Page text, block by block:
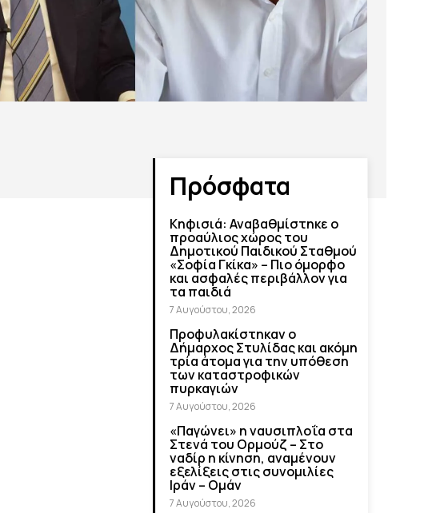
Πρόσφατα
Κηφισιά: Αναβαθμίστηκε ο
προαύλιος χώρος του
Δημοτικού Παιδικού Σταθμού
«Σοφία Γκίκα» – Πιο όμορφο
και ασφαλές περιβάλλον για
τα παιδιά
7 Αυγούστου, 2026
Προφυλακίστηκαν ο
Δήμαρχος Στυλίδας και ακόμη
τρία άτομα για την υπόθεση
των καταστροφικών
πυρκαγιών
7 Αυγούστου, 2026
«Παγώνει» η ναυσιπλοΐα στα
Στενά του Ορμούζ – Στο
ναδίρ η κίνηση, αναμένουν
εξελίξεις στις συνομιλίες
Ιράν – Ομάν
7 Αυγούστου, 2026